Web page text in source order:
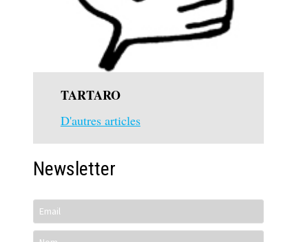
TARTARO
D'autres articles
Newsletter